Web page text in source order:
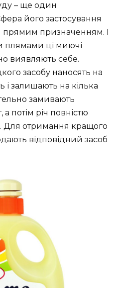
– ще один
його застосування
призначенням. І
плямами ці миючі
виявляють себе.
засобу наносять на
і залишають на кілька
замивають
потім річ повністю
Для отримання кращого
відповідний засоб